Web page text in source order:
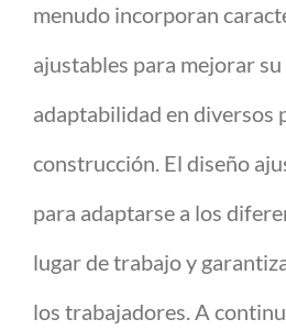
menudo incorporan
ajustables para mejorar
adaptabilidad en diversos
construcción. El diseño
para adaptarse a los
lugar de trabajo y
los trabajadores. A